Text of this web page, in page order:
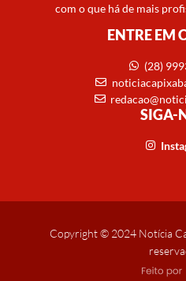
com o que há de mais
ENTRE EM
(28)
SIGA-
Copyright © 2024 Notícia